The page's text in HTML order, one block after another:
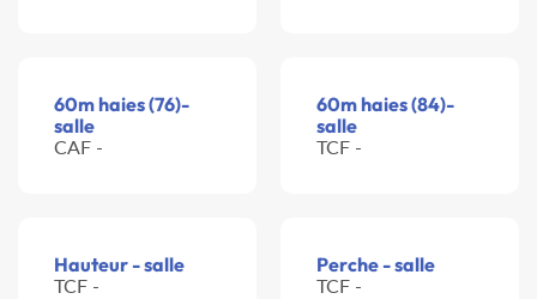
60m haies (76)-
salle
CAF -
60m haies (84)-
salle
TCF -
Hauteur - salle
TCF -
Perche - salle
TCF -